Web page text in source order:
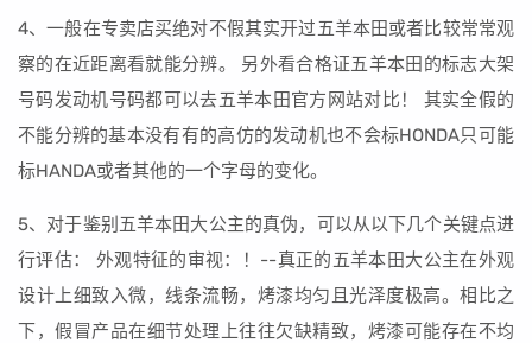
4、一般在专卖店买绝对不假其实开过五羊本田或者比较常常观
察的在近距离看就能分辨。 另外看合格证五羊本田的标志大架
号码发动机号码都可以去五羊本田官方网站对比！ 其实全假的
不能分辨的基本没有有的高仿的发动机也不会标HONDA只可能
标HANDA或者其他的一个字母的变化。
5、对于鉴别五羊本田大公主的真伪，可以从以下几个关键点进
行评估： 外观特征的审视：！--真正的五羊本田大公主在外观
设计上细致入微，线条流畅，烤漆均匀且光泽度极高。相比之
下，假冒产品在细节处理上往往欠缺精致，烤漆可能存在不均